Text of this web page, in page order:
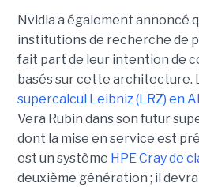
Nvidia a également annoncé
institutions de recherche de
fait part de leur intention de
basés sur cette architecture.
supercalcul Leibniz (LRZ) en
Vera Rubin dans son futur
dont la mise en service est
est un système HPE Cray de
deuxième génération ; il